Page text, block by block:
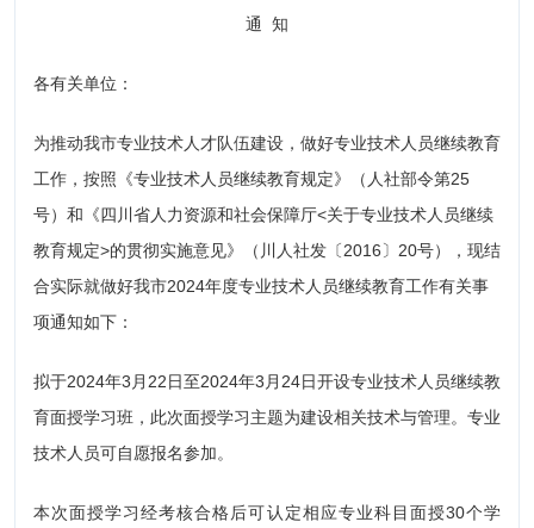
通 知
各有关单位：
为推动我市专业技术人才队伍建设，做好专业技术人员继续教育
工作，按照《专业技术人员继续教育规定》（人社部令第25
号）和《四川省人力资源和社会保障厅<关于专业技术人员继续
教育规定>的贯彻实施意见》（川人社发〔2016〕20号），现结
合实际就做好我市2024年度专业技术人员继续教育工作有关事
项通知如下：
拟于2024年3月22日至2024年3月24日开设专业技术人员继续教
育面授学习班，此次面授学习主题为建设相关技术与管理。专业
技术人员可自愿报名参加。
本次面授学习经考核合格后可认定相应专业科目面授30个学